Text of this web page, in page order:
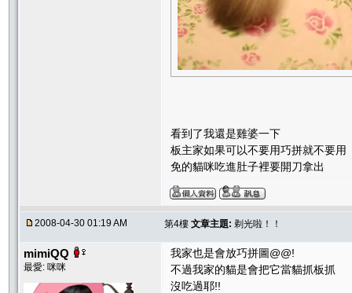
看到了我還是雞婆一下
板主家如果可以不要用巧拼就不要用
免的貓咪吃進肚子裡要開刀拿出
2008-04-30 01:19 AM 第4樓 文章主題: 剃光啦！！
mimiQQ
最愛: 咪咪
我家也是會放巧拼圖@@!
不過我家的貓是會把它當貓抓板抓
沒吃過耶!!